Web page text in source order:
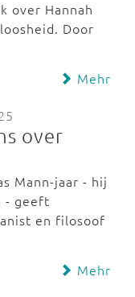
over Hannah
Door
Mehr
over
Mann-jaar - hij
- geeft
en filosoof
Mehr